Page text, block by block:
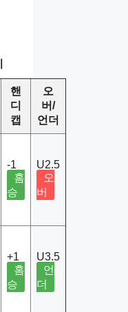
핸
디
캡
오
버/
언더
-1
홈
승
U2.5
오
버
+1
홈
승
U3.5
언
더